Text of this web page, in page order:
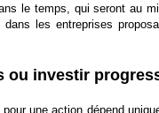
le temps, qui seront au
les entreprises
ou investir
une action dépend